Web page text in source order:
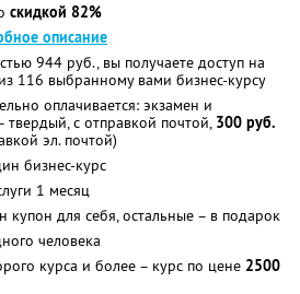
скидкой 82%
описание
944 руб., вы получаете доступ на
116 выбранному вами бизнес-курсу
оплачивается: экзамен и
твердый, с отправкой почтой, 300 руб.
эл. почтой)
бизнес-курс
1 месяц
купон для себя, остальные – в подарок
человека
курса и более – курс по цене 2500